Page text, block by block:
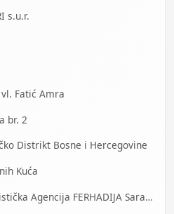
s.u.r.
Fatić Amra
br. 2
Distrikt Bosne i Hercegovine
Kuća
Centrotours - Putnička-Turistička Agencija FERHADIJA Sarajevo